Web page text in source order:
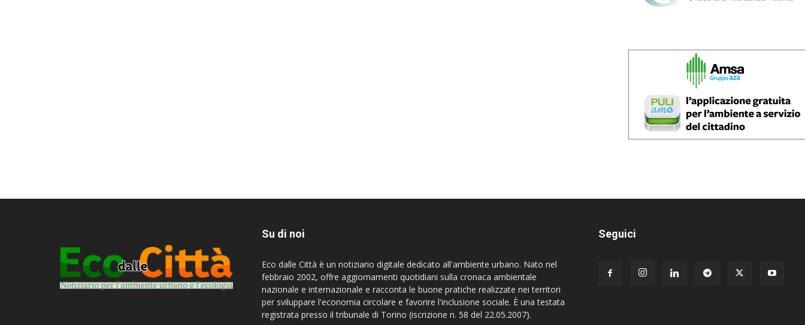
Su di noi
Eco dalle Città è un notiziario digitale dedicato all'ambiente urbano. Nato nel
febbraio 2002, offre aggiornamenti quotidiani sulla cronaca ambientale
nazionale e internazionale e racconta le buone pratiche realizzate nei territori
per sviluppare l'economia circolare e favorire l'inclusione sociale. È una testata
registrata presso il tribunale di Torino (iscrizione n. 58 del 22.05.2007).
Seguici